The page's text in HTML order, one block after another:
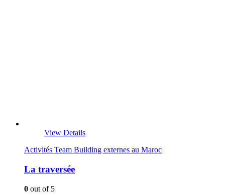
View Details
Activités Team Building externes au Maroc
La traversée
0 out of 5